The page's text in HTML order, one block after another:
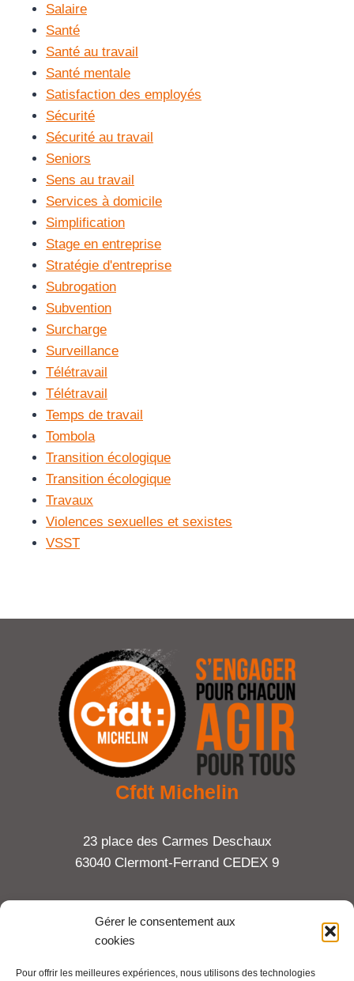
Gérer le consentement aux
cookies
Pour offrir les meilleures expériences, nous utilisons des technologies
Salaire
Santé
Santé au travail
Santé mentale
Satisfaction des employés
Sécurité
Sécurité au travail
Seniors
Sens au travail
Services à domicile
Simplification
Stage en entreprise
Stratégie d'entreprise
Subrogation
Subvention
Surcharge
Surveillance
Télétravail
Télétravail
Temps de travail
Tombola
Transition écologique
Transition écologique
Travaux
Violences sexuelles et sexistes
VSST
Cfdt Michelin
23 place des Carmes Deschaux
63040 Clermont-Ferrand CEDEX 9
Tel : 06 65 27 23 81